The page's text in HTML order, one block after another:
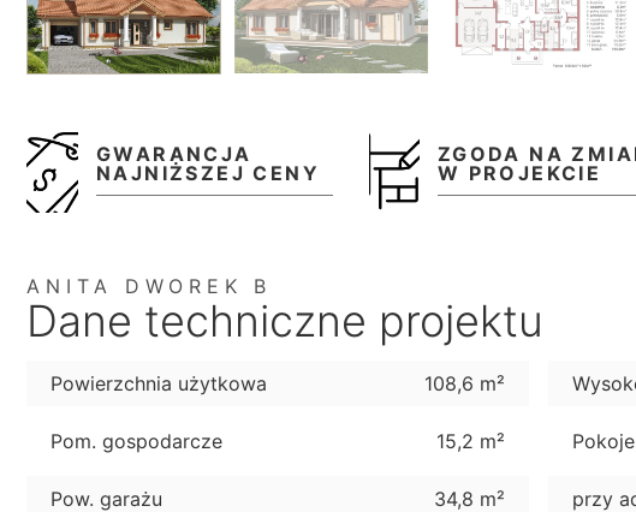
GWARANCJA
NAJNIŻSZEJ CENY
ZGODA NA
W PROJEKCIE
ANITA DWOREK B
Dane techniczne projektu
Powierzchnia użytkowa 108,6 m²
Pom. gospodarcze 15,2 m²
Pow. garażu 34,8 m² przy